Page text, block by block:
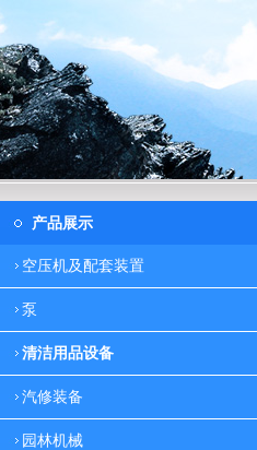
产品展示
空压机及配套装置
泵
清洁用品设备
汽修装备
园林机械